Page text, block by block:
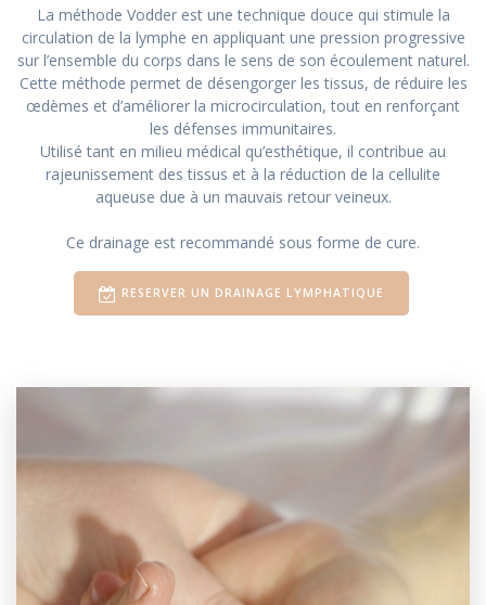
La méthode Vodder est une technique douce qui stimule la
circulation de la lymphe en appliquant une pression progressive
sur l’ensemble du corps dans le sens de son écoulement naturel.
Cette méthode permet de désengorger les tissus, de réduire les
œdèmes et d’améliorer la microcirculation, tout en renforçant
les défenses immunitaires.
Utilisé tant en milieu médical qu’esthétique, il contribue au
rajeunissement des tissus et à la réduction de la cellulite
aqueuse due à un mauvais retour veineux.
Ce drainage est recommandé sous forme de cure.
RESERVER UN DRAINAGE LYMPHATIQUE